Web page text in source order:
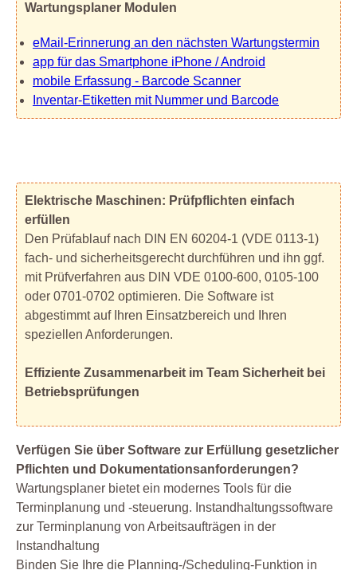
Wartungsplaner Modulen
eMail-Erinnerung an den nächsten Wartungstermin
app für das Smartphone iPhone / Android
mobile Erfassung - Barcode Scanner
Inventar-Etiketten mit Nummer und Barcode
Elektrische Maschinen: Prüfpflichten einfach
erfüllen
Den Prüfablauf nach DIN EN 60204-1 (VDE 0113-1)
fach- und sicherheitsgerecht durchführen und ihn ggf.
mit Prüfverfahren aus DIN VDE 0100-600, 0105-100
oder 0701-0702 optimieren. Die Software ist
abgestimmt auf Ihren Einsatzbereich und Ihren
speziellen Anforderungen.
Effiziente Zusammenarbeit im Team Sicherheit bei
Betriebsprüfungen
Verfügen Sie über Software zur Erfüllung gesetzlicher
Pflichten und Dokumentationsanforderungen?
Wartungsplaner bietet ein modernes Tools für die
Terminplanung und -steuerung. Instandhaltungssoftware
zur Terminplanung von Arbeitsaufträgen in der
Instandhaltung
Binden Sie Ihre die Planning-/Scheduling-Funktion in